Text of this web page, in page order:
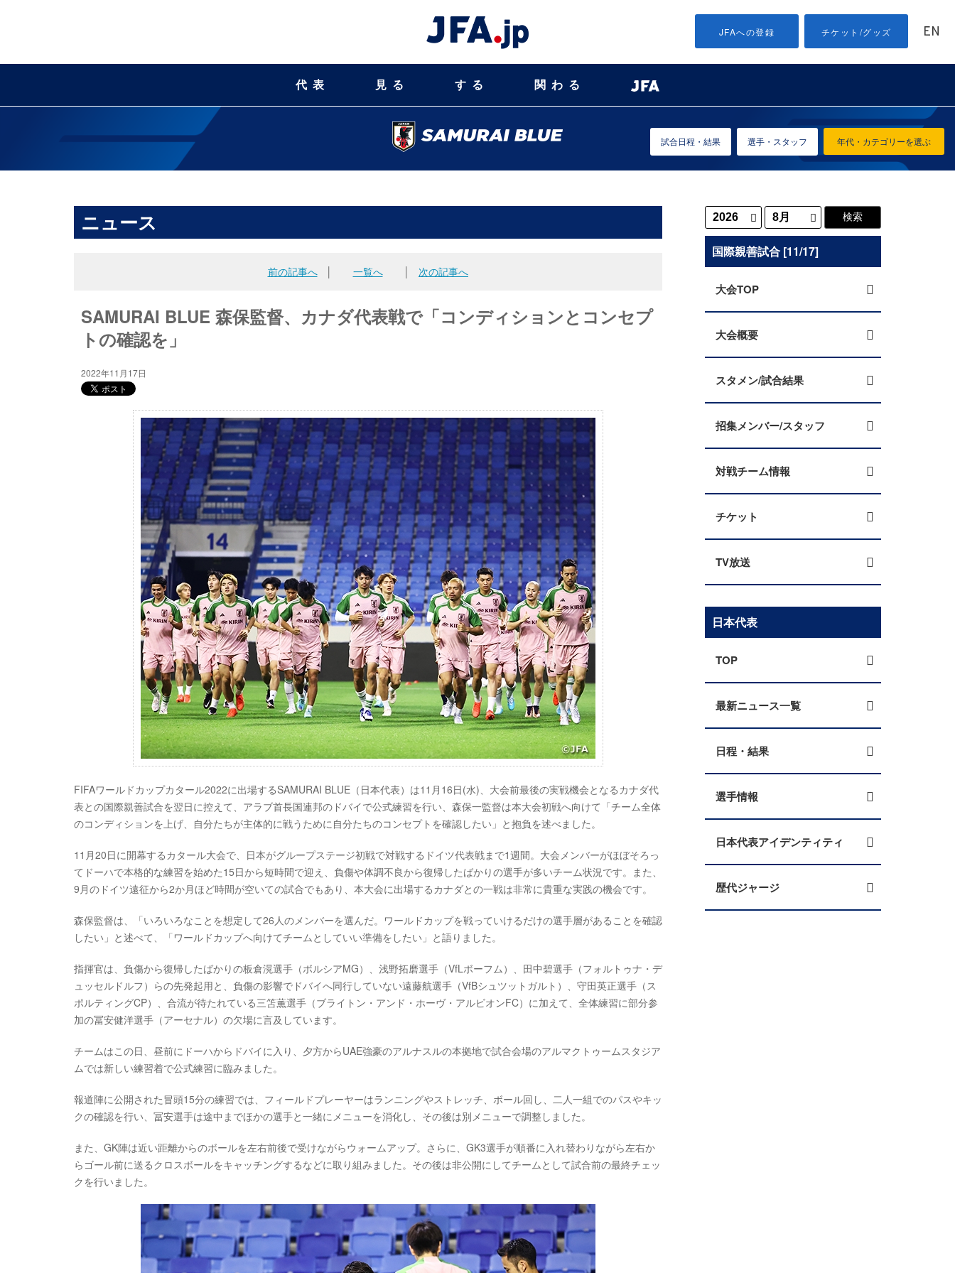
JFAへの登録 チケット/グッズ EN
代表 見る する 関わる
年代・カテゴリーを選ぶ
試合日程・結果 選手・スタッフ
ニュース
前の記事へ│ 一覧へ 次の記事へ
SAMURAI BLUE 森保監督、カナダ代表戦で「コンディションとコンセプ
トの確認を」
2022年11月17日
FIFAワールドカップカタール2022に出場するSAMURAI BLUE（日本代表）は11月16日(水)、大会前最後の実戦機会となるカナダ代
表との国際親善試合を翌日に控えて、アラブ首長国連邦のドバイで公式練習を行い、森保一監督は本大会初戦へ向けて「チーム全体
のコンディションを上げ、自分たちが主体的に戦うために自分たちのコンセプトを確認したい」と抱負を述べました。
11月20日に開幕するカタール大会で、日本がグループステージ初戦で対戦するドイツ代表戦まで1週間。大会メンバーがほぼそろっ
てドーハで本格的な練習を始めた15日から短時間で迎え、負傷や体調不良から復帰したばかりの選手が多いチーム状況です。また、
9月のドイツ遠征から2か月ほど時間が空いての試合でもあり、本大会に出場するカナダとの一戦は非常に貴重な実践の機会です。
森保監督は、「いろいろなことを想定して26人のメンバーを選んだ。ワールドカップを戦っていけるだけの選手層があることを確認
したい」と述べて、「ワールドカップへ向けてチームとしていい準備をしたい」と語りました。
指揮官は、負傷から復帰したばかりの板倉滉選手（ボルシアMG）、浅野拓磨選手（VfLボーフム）、田中碧選手（フォルトゥナ・デ
ュッセルドルフ）らの先発起用と、負傷の影響でドバイへ同行していない遠藤航選手（VfBシュツットガルト）、守田英正選手（ス
ポルティングCP）、合流が待たれている三笘薫選手（ブライトン・アンド・ホーヴ・アルビオンFC）に加えて、全体練習に部分参
加の冨安健洋選手（アーセナル）の欠場に言及しています。
チームはこの日、昼前にドーハからドバイに入り、夕方からUAE強豪のアルナスルの本拠地で試合会場のアルマクトゥームスタジア
ムでは新しい練習着で公式練習に臨みました。
報道陣に公開された冒頭15分の練習では、フィールドプレーヤーはランニングやストレッチ、ボール回し、二人一組でのパスやキッ
クの確認を行い、冨安選手は途中までほかの選手と一緒にメニューを消化し、その後は別メニューで調整しました。
また、GK陣は近い距離からのボールを左右前後で受けながらウォームアップ。さらに、GK3選手が順番に入れ替わりながら左右か
らゴール前に送るクロスボールをキャッチングするなどに取り組みました。その後は非公開にしてチームとして試合前の最終チェッ
クを行いました。
国際親善試合 [11/17]
大会TOP
大会概要
スタメン/試合結果
招集メンバー/スタッフ
対戦チーム情報
チケット
TV放送
日本代表
TOP
最新ニュース一覧
日程・結果
選手情報
日本代表アイデンティティ
歴代ジャージ